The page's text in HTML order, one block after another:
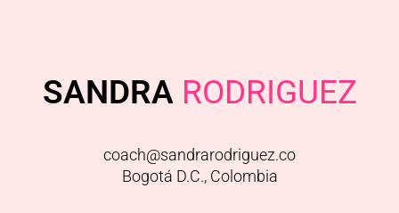
SANDRA RODRIGUEZ
coach@sandrarodriguez.co
Bogotá D.C., Colombia